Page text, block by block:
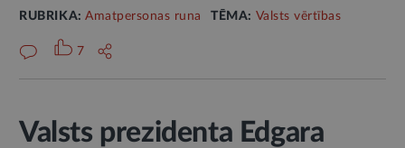
RUBRIKA:Amatpersonas runa TĒMA: Valsts vērtības
7
Valsts prezidenta Edgara